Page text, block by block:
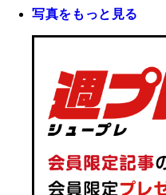
写真をもっと見る